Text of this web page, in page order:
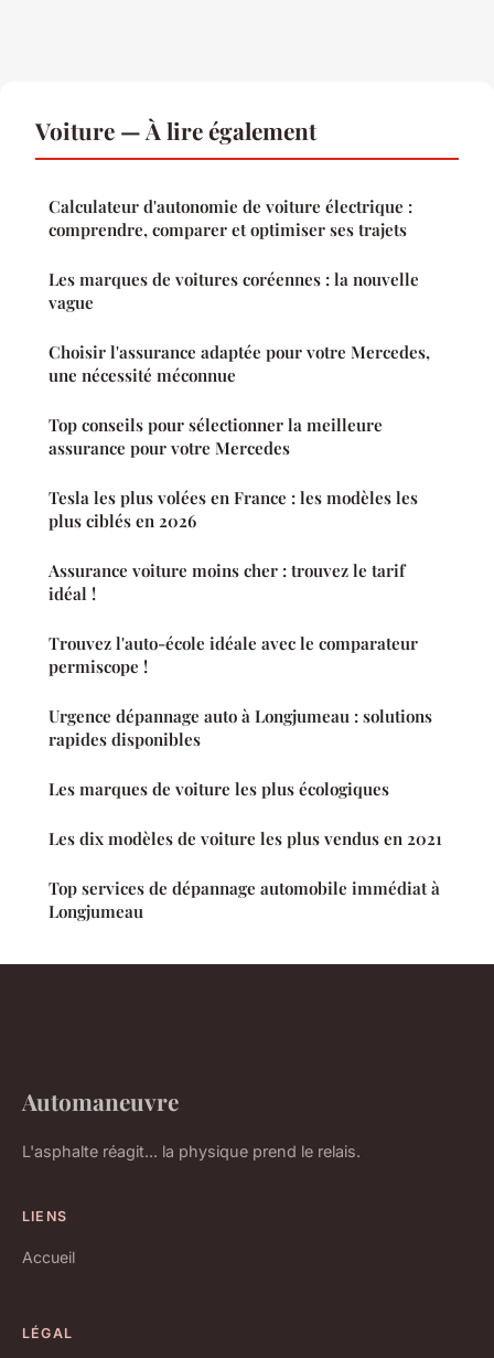
Voiture — À lire également
Calculateur d'autonomie de voiture électrique :
comprendre, comparer et optimiser ses trajets
Les marques de voitures coréennes : la nouvelle
vague
Choisir l'assurance adaptée pour votre Mercedes,
une nécessité méconnue
Top conseils pour sélectionner la meilleure
assurance pour votre Mercedes
Tesla les plus volées en France : les modèles les
plus ciblés en 2026
Assurance voiture moins cher : trouvez le tarif
idéal !
Trouvez l'auto-école idéale avec le comparateur
permiscope !
Urgence dépannage auto à Longjumeau : solutions
rapides disponibles
Les marques de voiture les plus écologiques
Les dix modèles de voiture les plus vendus en 2021
Top services de dépannage automobile immédiat à
Longjumeau
Automaneuvre
L'asphalte réagit... la physique prend le relais.
LIENS
Accueil
LÉGAL